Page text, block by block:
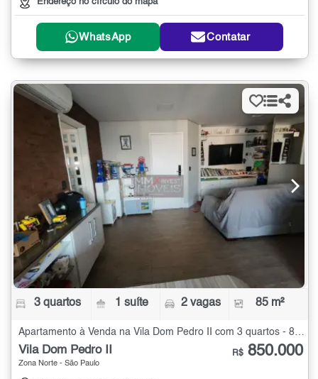
Endereço no círculo do mapa
WhatsApp Contatar
3 quartos 1 suíte 2 vagas 85 m²
Apartamento à Venda na Vila Dom Pedro II com 3 quartos - 85 m²
Vila Dom Pedro II
Zona Norte - São Paulo
R$ 850.000